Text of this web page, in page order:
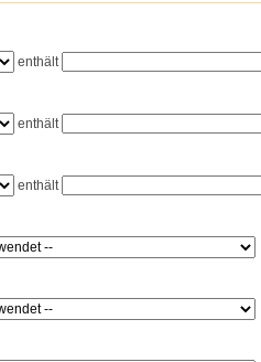
enthält
enthält
enthält